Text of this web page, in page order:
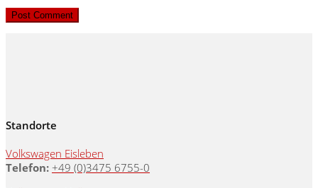
Standorte
Volkswagen Eisleben
Telefon: +49 (0)3475 6755-0